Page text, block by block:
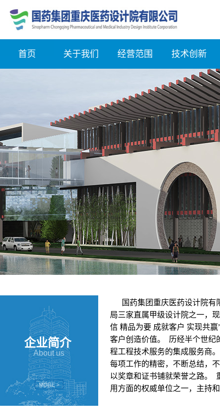
首页 关于我们 经营范围 技术创新
About us
企业简介
国药集团重庆医药设计院
局三家直属甲级设计院之一，
信 精品为要 成就客户 实现共
客户创造价值。 历经半个世纪
程工程技术服务的集成服务商
每项工作的精密，不断总结，
以奖章和证书铺就荣誉之路。
用方面的权威单位之一，主持